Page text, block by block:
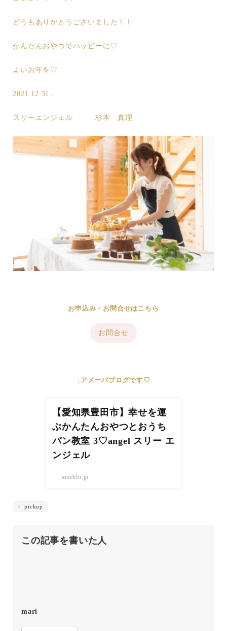
どうもありがとうございました！！
かんたんおやつでハッピーに♡
よいお年を♡
2021.12.31．
スリーエンジェル 杉本 真理
お申込み・お問合せはこちら
お問合せ
↓アメーバブログです♡
【愛知県豊田市】幸せを運
ぶかんたんおやつとおうち
パン教室 3♡angel スリー エ
ンジェル
ameblo.jp
pickup
この記事を書いた人
mari